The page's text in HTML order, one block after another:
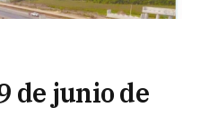
de junio de